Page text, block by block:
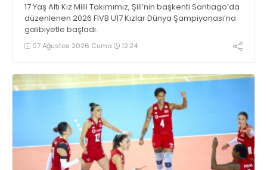
17 Yaş Altı Kız Milli Takımımız, Şili’nin başkenti Santiago’da
düzenlenen 2026 FIVB U17 Kızlar Dünya Şampiyonası’na
galibiyetle başladı.
07 Ağustos 2026 Cuma 12:24